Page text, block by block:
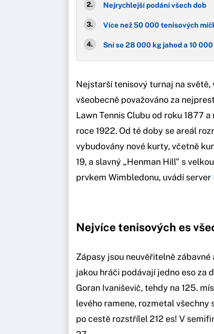
Nejrychlejší podání všech dob
Více než 50 000 tenisových
Sní se 28 000 kg jahod a 10
Nejstarší tenisový turnaj na
všeobecně považováno za
Lawn Tennis Clubu od roku 1877
roce 1922. Od té doby se areál
vybudovány nové kurty, včetně
19, a slavný „Henman Hill" s
prvkem Wimbledonu, uvádí server
Nejvíce tenisových es
Zápasy jsou neuvěřitelně
jakou hráči podávají jedno eso za
Goran Ivaniševič, tehdy na 125.
levého ramene, rozmetal
po cestě rozstřílel 212 es! V